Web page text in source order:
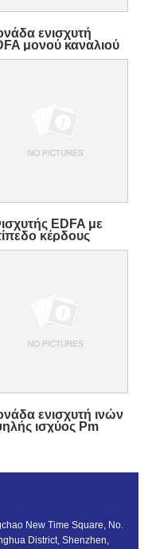
ενισχυτή
μονού καναλιού
1566 nm
EDFA με
κέρδους
μήκους
ενισχυτή ινών
ισχύος Pm
New Time Square, No.
District, Shenzhen,